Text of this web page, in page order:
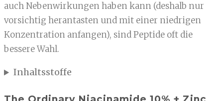
auch Nebenwirkungen haben kann (deshalb nur
vorsichtig herantasten und mit einer niedrigen
Konzentration anfangen), sind Peptide oft die
bessere Wahl.
Inhaltsstoffe